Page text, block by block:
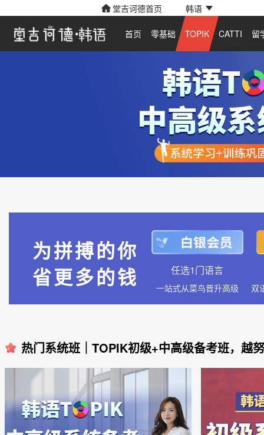
堂吉诃德首页 韩语
首页 零基础 TOPIK CATTI 留
为拼搏的你
省更多的钱
任选1门语言
一站式从菜鸟晋升高级
热门系统班｜TOPIK初级+中高级备考班，越